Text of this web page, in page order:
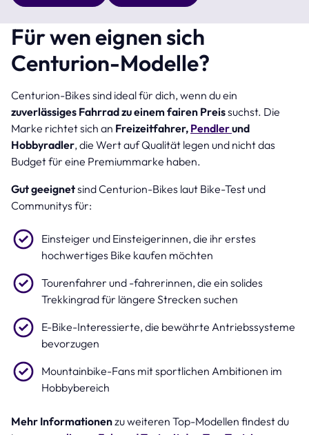
Für wen eignen sich
Centurion-Modelle?
Centurion-Bikes sind ideal für dich, wenn du ein
zuverlässiges Fahrrad zu einem fairen Preissuchst. Die
Marke richtet sich an Freizeitfahrer, Pendlerund
Hobbyradler, die Wert auf Qualität legen und nicht das
Budget für eine Premiummarke haben.
Gut geeignetsind Centurion-Bikes laut Bike-Test und
Communitys für:
Einsteiger und Einsteigerinnen, die ihr erstes
hochwertiges Bike kaufen möchten
Tourenfahrer und -fahrerinnen, die ein solides
Trekkingrad für längere Strecken suchen
E-Bike-Interessierte, die bewährte Antriebssysteme
bevorzugen
Mountainbike-Fans mit sportlichen Ambitionen im
Hobbybereich
Mehr Informationenzu weiteren Top-Modellen findest du